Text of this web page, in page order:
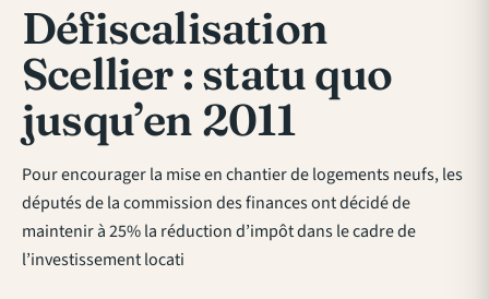
Défiscalisation
Scellier : statu quo
jusqu’en 2011
Pour encourager la mise en chantier de logements neufs, les
députés de la commission des finances ont décidé de
maintenir à 25% la réduction d’impôt dans le cadre de
l’investissement locati